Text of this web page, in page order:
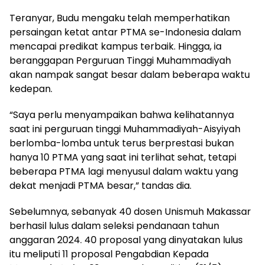
Teranyar, Budu mengaku telah memperhatikan
persaingan ketat antar PTMA se-Indonesia dalam
mencapai predikat kampus terbaik. Hingga, ia
beranggapan Perguruan Tinggi Muhammadiyah
akan nampak sangat besar dalam beberapa waktu
kedepan.
“Saya perlu menyampaikan bahwa kelihatannya
saat ini perguruan tinggi Muhammadiyah-Aisyiyah
berlomba-lomba untuk terus berprestasi bukan
hanya 10 PTMA yang saat ini terlihat sehat, tetapi
beberapa PTMA lagi menyusul dalam waktu yang
dekat menjadi PTMA besar,” tandas dia.
Sebelumnya, sebanyak 40 dosen Unismuh Makassar
berhasil lulus dalam seleksi pendanaan tahun
anggaran 2024. 40 proposal yang dinyatakan lulus
itu meliputi 11 proposal Pengabdian Kepada